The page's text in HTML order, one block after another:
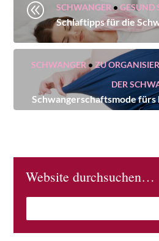
@ SCHWANGER •GESUND
Schlaftipps für die
SCHWANGER • ZU
DER
Schwangerschaftsmode fürs
Website durchsuchen…